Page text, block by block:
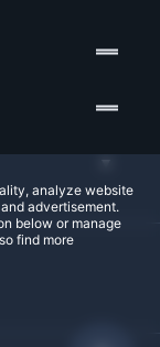
analyze website
advertisement.
below or manage
find more